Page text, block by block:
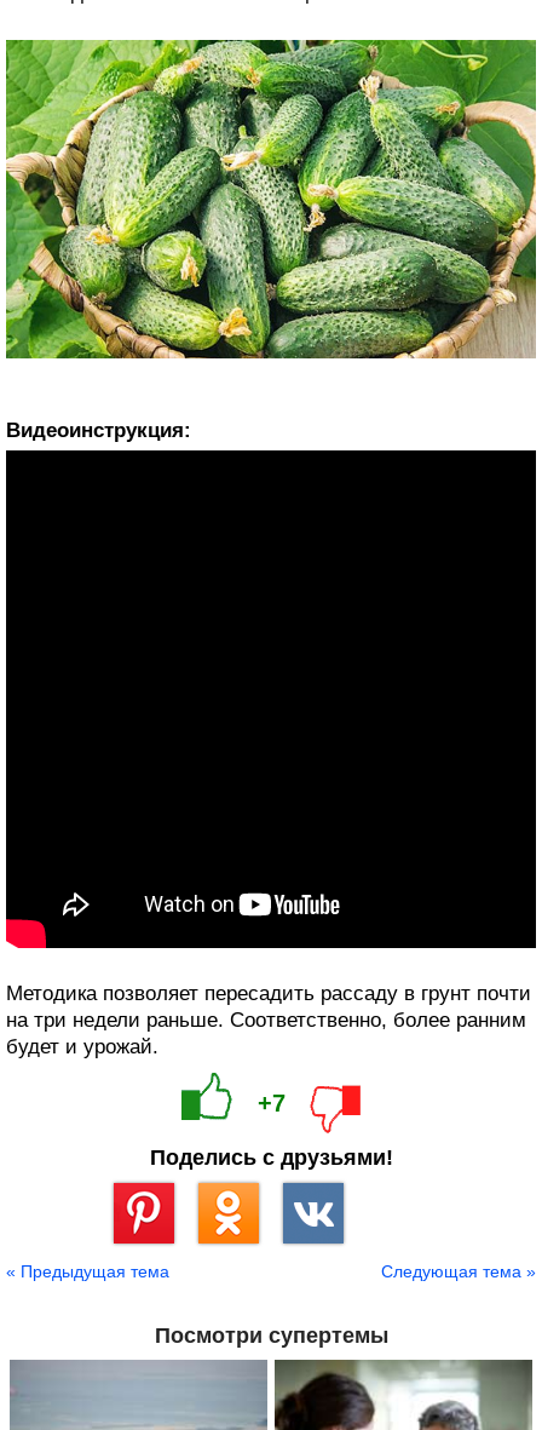
Видеоинструкция:
Методика позволяет пересадить рассаду в грунт почти
на три недели раньше. Соответственно, более ранним
будет и урожай.
+7
Поделись с друзьями!
« Предыдущая тема Следующая тема »
Посмотри супертемы